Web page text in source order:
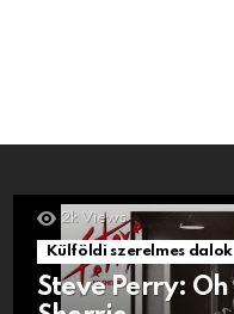
2k Views
Külföldi szerelmes dalok
Steve Perry: Oh